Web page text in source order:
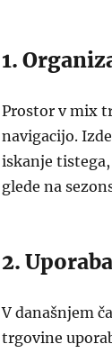
1.
Prostor v mix
navigacijo.
iskanje
glede na
2.
V današnjem
trgovine